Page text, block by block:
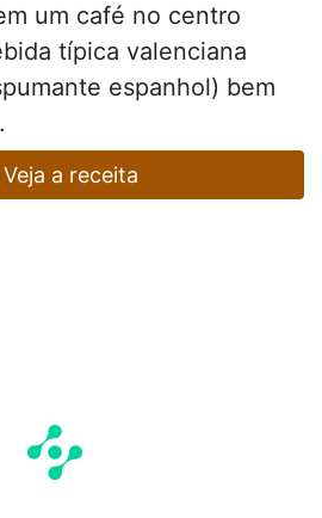
um café no centro
típica valenciana
espanhol) bem
Veja a receita